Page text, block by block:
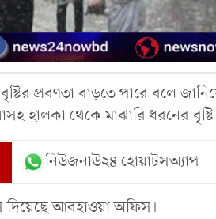
প্রবণতা বাড়তে পারে বলে
হালকা থেকে মাঝারি ধরনের
নিউজনাউ২৪ হোয়াটসঅ্যাপ
আবহাওয়া অফিস।